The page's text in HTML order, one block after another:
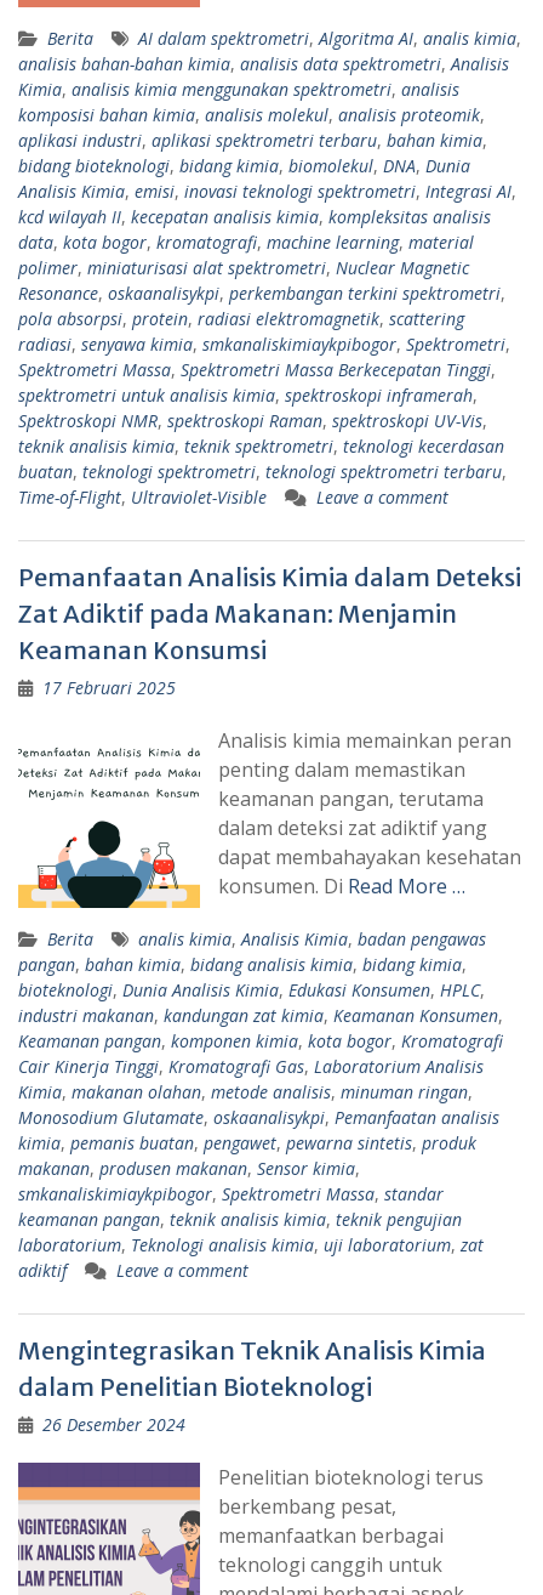
Berita AI dalam spektrometri, Algoritma AI, analis kimia,
analisis bahan-bahan kimia, analisis data spektrometri, Analisis
Kimia, analisis kimia menggunakan spektrometri, analisis
komposisi bahan kimia, analisis molekul, analisis proteomik,
aplikasi industri, aplikasi spektrometri terbaru, bahan kimia,
bidang bioteknologi, bidang kimia, biomolekul, DNA, Dunia
Analisis Kimia, emisi, inovasi teknologi spektrometri, Integrasi AI,
kcd wilayah II, kecepatan analisis kimia, kompleksitas analisis
data, kota bogor, kromatografi, machine learning, material
polimer, miniaturisasi alat spektrometri, Nuclear Magnetic
Resonance, oskaanalisykpi, perkembangan terkini spektrometri,
pola absorpsi, protein, radiasi elektromagnetik, scattering
radiasi, senyawa kimia, smkanaliskimiaykpibogor, Spektrometri,
Spektrometri Massa, Spektrometri Massa Berkecepatan Tinggi,
spektrometri untuk analisis kimia, spektroskopi inframerah,
Spektroskopi NMR, spektroskopi Raman, spektroskopi UV-Vis,
teknik analisis kimia, teknik spektrometri, teknologi kecerdasan
buatan, teknologi spektrometri, teknologi spektrometri terbaru,
Time-of-Flight, Ultraviolet-Visible Leave a comment
Pemanfaatan Analisis Kimia dalam Deteksi
Zat Adiktif pada Makanan: Menjamin
Keamanan Konsumsi
17 Februari 2025
Analisis kimia memainkan peran
penting dalam memastikan
keamanan pangan, terutama
dalam deteksi zat adiktif yang
dapat membahayakan kesehatan
konsumen. Di Read More …
Berita analis kimia, Analisis Kimia, badan pengawas
pangan, bahan kimia, bidang analisis kimia, bidang kimia,
bioteknologi, Dunia Analisis Kimia, Edukasi Konsumen, HPLC,
industri makanan, kandungan zat kimia, Keamanan Konsumen,
Keamanan pangan, komponen kimia, kota bogor, Kromatografi
Cair Kinerja Tinggi, Kromatografi Gas, Laboratorium Analisis
Kimia, makanan olahan, metode analisis, minuman ringan,
Monosodium Glutamate, oskaanalisykpi, Pemanfaatan analisis
kimia, pemanis buatan, pengawet, pewarna sintetis, produk
makanan, produsen makanan, Sensor kimia,
smkanaliskimiaykpibogor, Spektrometri Massa, standar
keamanan pangan, teknik analisis kimia, teknik pengujian
laboratorium, Teknologi analisis kimia, uji laboratorium, zat
adiktif
Leave a comment
Mengintegrasikan Teknik Analisis Kimia
dalam Penelitian Bioteknologi
26 Desember 2024
Penelitian bioteknologi terus
berkembang pesat,
memanfaatkan berbagai
teknologi canggih untuk